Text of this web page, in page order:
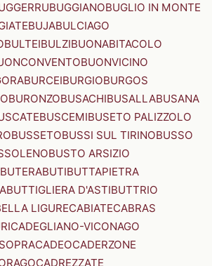
BUGGIANOBUGLIO IN MONTE
BUJABULCIAGO
BULTEIBULZIBUONABITACOLO
BUONVICINO
BURCEIBURGIOBURGOS
BURONZOBUSACHIBUSALLABUSANA
BUSCEMIBUSETO PALIZZOLO
BUSSETOBUSSI SUL TIRINOBUSSO
BUSTO ARSIZIO
BUTERABUTIBUTTAPIETRA
BUTTIGLIERA D'ASTIBUTTRIO
LIGURECABIATECABRAS
CADEGLIANO-VICONAGO
CADEOCADERZONE
CADREZZATE